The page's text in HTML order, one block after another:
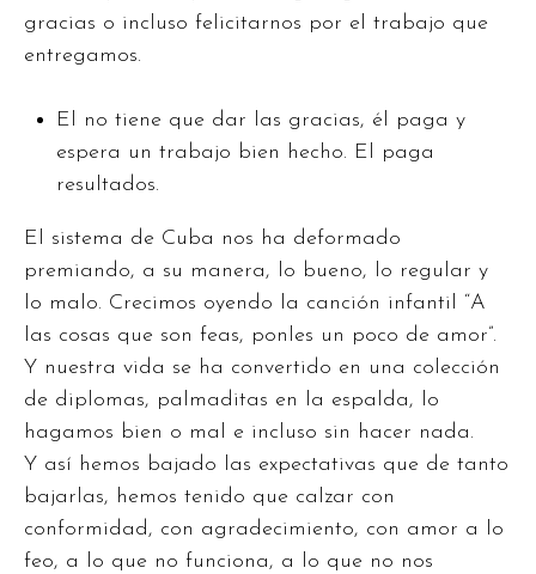
gracias o incluso felicitarnos por el trabajo que
entregamos.
El no tiene que dar las gracias, él paga y
espera un trabajo bien hecho. El paga
resultados.
El sistema de Cuba nos ha deformado
premiando, a su manera, lo bueno, lo regular y
lo malo. Crecimos oyendo la canción infantil “A
las cosas que son feas, ponles un poco de amor”.
Y nuestra vida se ha convertido en una colección
de diplomas, palmaditas en la espalda, lo
hagamos bien o mal e incluso sin hacer nada.
Y así hemos bajado las expectativas que de tanto
bajarlas, hemos tenido que calzar con
conformidad, con agradecimiento, con amor a lo
feo, a lo que no funciona, a lo que no nos